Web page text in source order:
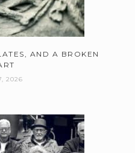
AND A BROKEN
2026